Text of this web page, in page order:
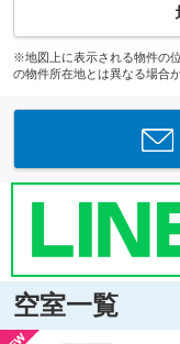
※地図上に表示される物件の
の物件所在地とは異なる場合
空室一覧